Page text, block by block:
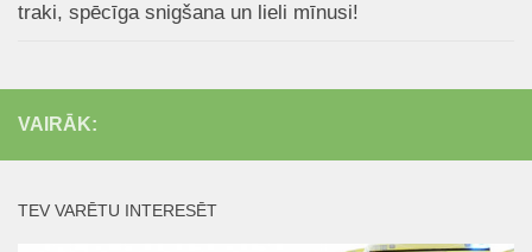
traki, spēcīga snigšana un lieli mīnusi!
VAIRĀK:
TEV VARĒTU INTERESĒT